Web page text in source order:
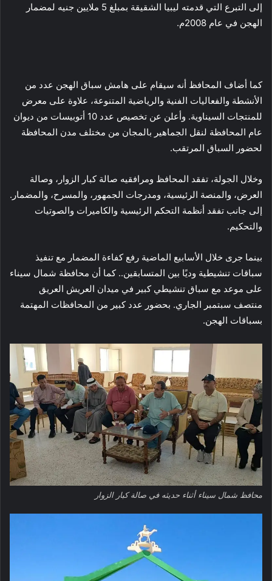
إلى التبرع التي قدمته ليبيا الشقيقة بمبلغ 5 ملايين جنيه لمضمار
الهجن في عام 2008م.
كما أضاف المحافظ أنه سيقام على هامش سباق الهجن عدد من
الأنشطة والفعاليات الفنية والرياضية المتنوعة، علاوة على معرض
للمنتجات السيناوية. وأعلن عن تخصيص عدد 10 أتوبيسات من ديوان
عام المحافظة لنقل الجماهير بالمجان من مختلف مدن المحافظة
لحضور السباق المرتقب.
وخلال الجولة، تفقد المحافظ ومرافقيه صالة كبار الزوار، وصالة
العرض، والمنصة الرئيسية، ومدرجات الجمهور، والمسرح، والمضمار.
إلى جانب تفقد أنظمة التحكم الرئيسية والكاميرات والصوتيات
والتحكيم.
بينما جرى خلال الأسابيع الماضية رفع كفاءة المضمار مع تنفيذ
سباقات تنشيطية وديًا بين المتسابقين.. كما أن محافظة شمال سيناء
على موعد مع سباق تنشيطي كبير في ميدان العريش العريق
منتصف سبتمبر الجاري. بحضور عدد كبير من المحافظات المهتمة
بسباقات الهجن.
محافظ شمال سيناء أثناء حديثه في صالة كبار الزوار